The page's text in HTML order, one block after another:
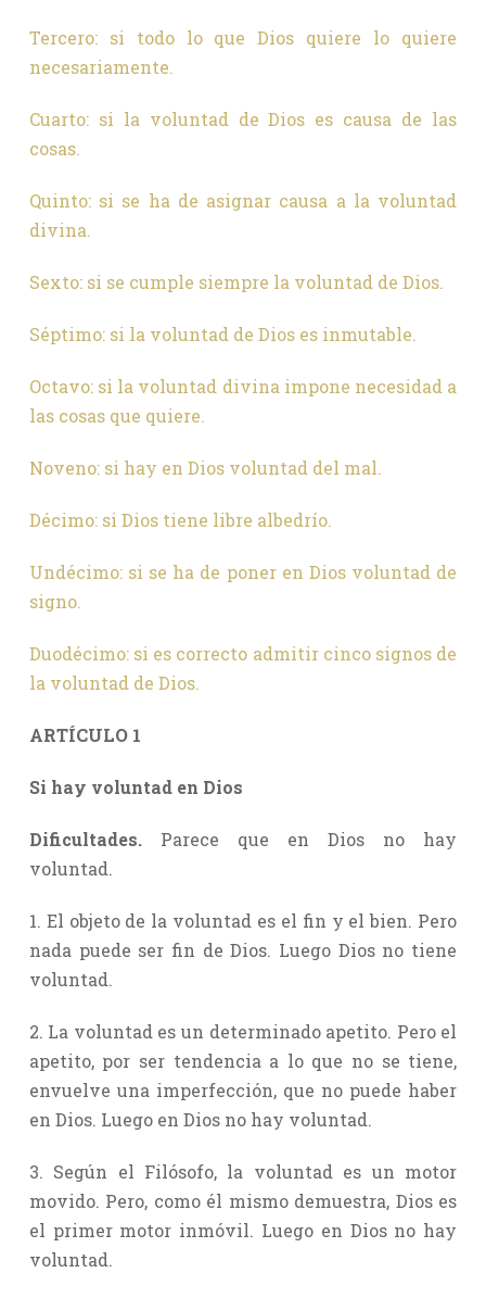
Tercero: si todo lo que Dios quiere lo quiere
necesariamente.
Cuarto: si la voluntad de Dios es causa de las
cosas.
Quinto: si se ha de asignar causa a la voluntad
divina.
Sexto: si se cumple siempre la voluntad de Dios.
Séptimo: si la voluntad de Dios es inmutable.
Octavo: si la voluntad divina impone necesidad a
las cosas que quiere.
Noveno: si hay en Dios voluntad del mal.
Décimo: si Dios tiene libre albedrío.
Undécimo: si se ha de poner en Dios voluntad de
signo.
Duodécimo: si es correcto admitir cinco signos de
la voluntad de Dios.
ARTÍCULO 1
Si hay voluntad en Dios
Dificultades. Parece que en Dios no hay
voluntad.
1. El objeto de la voluntad es el fin y el bien. Pero
nada puede ser fin de Dios. Luego Dios no tiene
voluntad.
2. La voluntad es un determinado apetito. Pero el
apetito, por ser tendencia a lo que no se tiene,
envuelve una imperfección, que no puede haber
en Dios. Luego en Dios no hay voluntad.
3. Según el Filósofo, la voluntad es un motor
movido. Pero, como él mismo demuestra, Dios es
el primer motor inmóvil. Luego en Dios no hay
voluntad.